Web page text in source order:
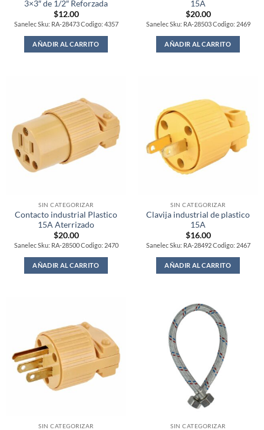
3×3″ de 1/2″ Reforzada
$12.00
Sanelec Sku: RA-28473 Codigo: 4357
AÑADIR AL CARRITO
15A
$20.00
Sanelec Sku: RA-28503 Codigo: 2469
AÑADIR AL CARRITO
SIN CATEGORIZAR
Contacto industrial Plastico
15A Aterrizado
$20.00
Sanelec Sku: RA-28500 Codigo: 2470
AÑADIR AL CARRITO
SIN CATEGORIZAR
Clavija industrial de plastico
15A
$16.00
Sanelec Sku: RA-28492 Codigo: 2467
AÑADIR AL CARRITO
SIN CATEGORIZAR SIN CATEGORIZAR